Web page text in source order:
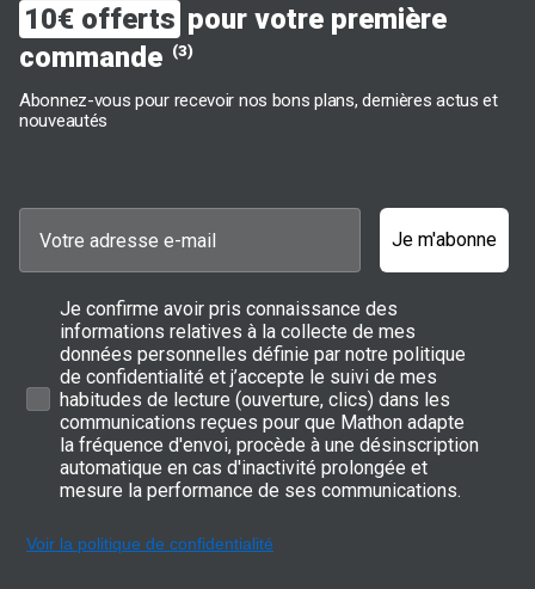
10€ offerts pour votre première
commande (3)
Abonnez-vous pour recevoir nos bons plans, dernières actus et
nouveautés
Je m'abonne
Je confirme avoir pris connaissance des
informations relatives à la collecte de mes
données personnelles définie par notre politique
de confidentialité et j’accepte le suivi de mes
habitudes de lecture (ouverture, clics) dans les
communications reçues pour que Mathon adapte
la fréquence d'envoi, procède à une désinscription
automatique en cas d'inactivité prolongée et
mesure la performance de ses communications.
Voir la politique de confidentialité